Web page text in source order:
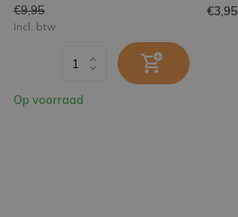
€9,95 €3,95
Incl. btw
Op voorraad